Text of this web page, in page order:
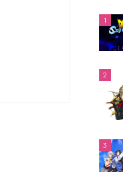
1
2
3